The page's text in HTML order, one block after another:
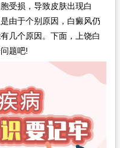
损，导致皮肤出现白
由于个别原因，白癜风仍
几个原因。下面，上饶白
题吧!